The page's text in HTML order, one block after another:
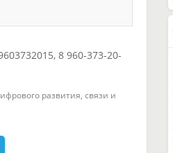
8 960-373-20-
развития, связи и